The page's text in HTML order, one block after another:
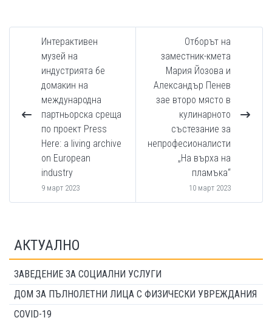
Интерактивен
музей на
индустрията бе
домакин на
международна
партньорска среща
по проект Press
Here: a living archive
on European
industry
9 март 2023
Отборът на
заместник-кмета
Мария Йозова и
Александър Пенев
зае второ място в
кулинарното
състезание за
непрофесионалисти
„На върха на
пламъка“
10 март 2023
АКТУАЛНО
ЗАВЕДЕНИЕ ЗА СОЦИАЛНИ УСЛУГИ
ДОМ ЗА ПЪЛНОЛЕТНИ ЛИЦА С ФИЗИЧЕСКИ УВРЕЖДАНИЯ
COVID-19